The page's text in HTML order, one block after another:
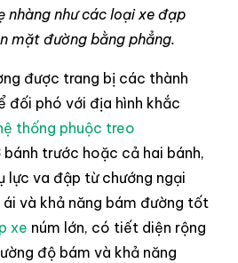
nhàng như các loại xe đạp
mặt đường bằng phẳng.
được trang bị các thành
đối phó với địa hình khắc
thống phuộc treo
bánh trước hoặc cả hai bánh,
lực va đập từ chướng ngại
và khả năng bám đường tốt
xe núm lớn, có tiết diện rộng
độ bám và khả năng